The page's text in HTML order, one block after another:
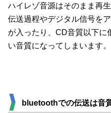
ハイレゾ音源はそのまま再
伝送過程やデジタル信号を
が入ったり、CD音質以下に
い音質になってしまいます。
bluetoothでの伝送は音